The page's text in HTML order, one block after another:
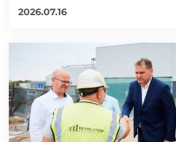
2026.07.16